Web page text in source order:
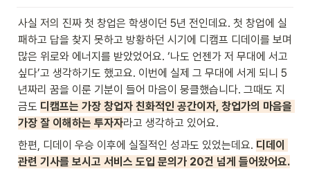
사실 저의 진짜 첫 창업은 학생이던 5년 전인데요. 첫 창업에 실
패하고 답을 찾지 못하고 방황하던 시기에 디캠프 디데이를 보며
많은 위로와 에너지를 받았었어요. ‘나도 언젠가 저 무대에 서고
싶다’고 생각하기도 했고요. 이번에 실제 그 무대에 서게 되니 5
년짜리 꿈을 이룬 기분이 들어 마음이 뭉클했습니다. 그때도 지
금도 디캠프는 가장 창업자 친화적인 공간이자, 창업가의 마음을
가장 잘 이해하는 투자자라고 생각하고 있어요.
한편, 디데이 우승 이후에 실질적인 성과도 있었는데요. 디데이
관련 기사를 보시고 서비스 도입 문의가 20건 넘게 들어왔어요.